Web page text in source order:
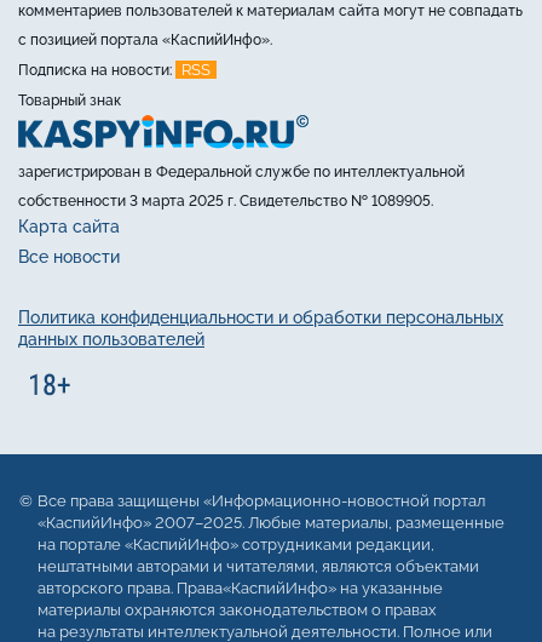
комментариев пользователей к материалам сайта могут не совпадать
с позицией портала «КаспийИнфо».
Подписка на новости:
RSS
Товарный знак
зарегистрирован в Федеральной службе по интеллектуальной
собственности 3 марта 2025 г. Свидетельство № 1089905.
Карта сайта
Все новости
Политика конфиденциальности и обработки персональных
данных пользователей
Все права защищены «Информационно-новостной портал
«КаспийИнфо» 2007–2025. Любые материалы, размещенные
на портале «КаспийИнфо» сотрудниками редакции,
нештатными авторами и читателями, являются объектами
авторского права. Права«КаспийИнфо» на указанные
материалы охраняются законодательством о правах
на результаты интеллектуальной деятельности. Полное или